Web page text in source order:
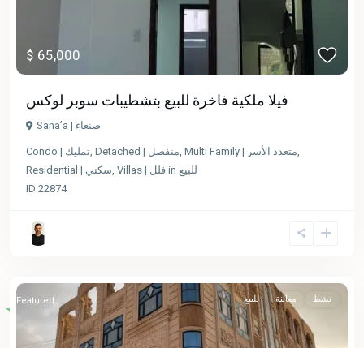
$ 65,000
فيلا ملكية فاخرة للبيع بتشطيبات سوبر لوكس
Sana’a | صنعاء
Condo | تمليك Detached | منفصل Multi Family | متعدد الأسر
Residential | سكني
Villas | فلل in للبيع
ID 22874
للبيع معاينة نشط Featured